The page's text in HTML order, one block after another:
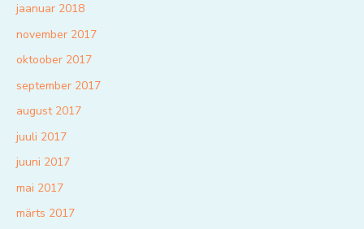
jaanuar 2018
november 2017
oktoober 2017
september 2017
august 2017
juuli 2017
juuni 2017
mai 2017
märts 2017